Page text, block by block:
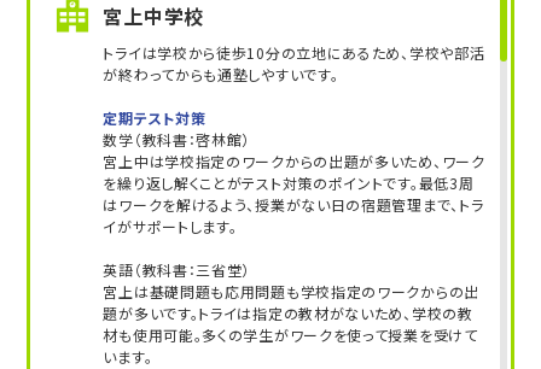
教室長兼教育プランナー 跡見 亜希子
宮上中学校
トライは学校から徒歩10分の立地にあるため、学校や部活
が終わってからも通塾しやすいです。
定期テスト対策
数学（教科書：啓林館）
宮上中は学校指定のワークからの出題が多いため、ワーク
を繰り返し解くことがテスト対策のポイントです。最低3周
はワークを解けるよう、授業がない日の宿題管理まで、トラ
イがサポートします。
英語（教科書：三省堂）
宮上は基礎問題も応用問題も学校指定のワークからの出
題が多いです。トライは指定の教材がないため、学校の教
材も使用可能。多くの学生がワークを使って授業を受けて
います。